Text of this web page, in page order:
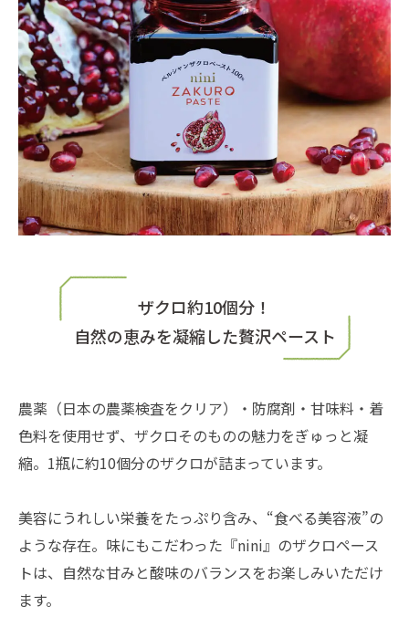
ザクロ約10個分！
自然の恵みを凝縮した贅沢ペースト
農薬（日本の農薬検査をクリア）・防腐剤・甘味料・着
色料を使用せず、ザクロそのものの魅力をぎゅっと凝
縮。1瓶に約10個分のザクロが詰まっています。
美容にうれしい栄養をたっぷり含み、“食べる美容液”の
ような存在。味にもこだわった『nini』のザクロペース
トは、自然な甘みと酸味のバランスをお楽しみいただけ
ます。